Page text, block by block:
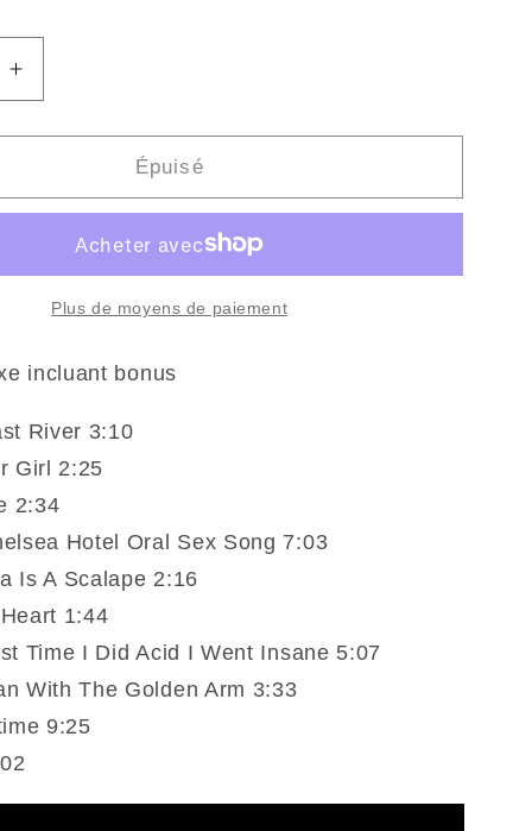
Augmenter
la
quantité
JEFFREY
The
Last
I
Acid
Went
Insane
And
Other
Favorites
(Vinyle)
Épuisé
Plus de moyens de paiement
incluant bonus
River 3:10
Girl 2:25
2:34
Hotel Oral Sex Song 7:03
Is A Scalape 2:16
1:44
Time I Did Acid I Went Insane 5:07
With The Golden Arm 3:33
9:25